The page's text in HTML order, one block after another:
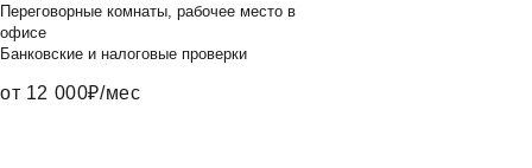
Переговорные комнаты, рабочее место в
офисе
Банковские и налоговые проверки
от 12 000₽/мес